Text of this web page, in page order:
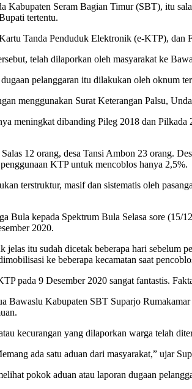
Kabupaten Seram Bagian Timur (SBT), itu
tertentu.
Tanda Penduduk Elektronik (e-KTP), dan
telah dilaporkan oleh masyarakat ke
pelanggaran itu dilakukan oleh oknum
menggunakan Surat Keterangan Palsu,
meningkat dibanding Pileg 2018 dan
12 orang, desa Tansi Ambon 23 orang.
KTP untuk mencoblos hanya 2,5%.
terstruktur, masif dan sistematis oleh
Bula kepada Spektrum Bula Selasa sore
2020.
itu sudah dicetak beberapa hari sebelum
ke beberapa kecamatan saat
pada 9 Desember 2020 sangat fantastis.
Bawaslu Kabupaten SBT Suparjo
kecurangan yang dilaporkan warga telah
ada satu aduan dari masyarakat,” ujar
pokok aduan atau laporan dugaan